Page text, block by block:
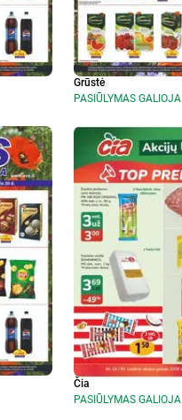
Grūstė
PASIŪLYMAS GALIOJA
Čia
PASIŪLYMAS GALIOJA